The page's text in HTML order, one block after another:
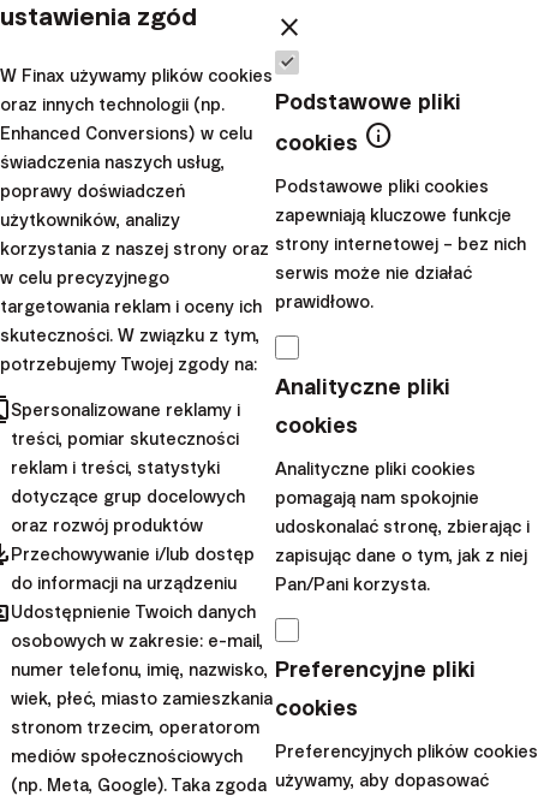
dobrać ewentualną strategię inwestycyjną.
Dodatkowo, jasno sformułowane cele działają
motywująco. O tym, jak wyznaczać swoje priorytety,
aby osiągać cele finansowe
, możesz przeczytać na
naszym blogu.
5. Zoptymalizuj swoje
wydatki
Prowadzenie domowego budżetu to świetny punkt
wyjścia ku optymalizacji dokonywanych wydatków. Jeżeli
dysponujesz już przeglądem wydatków, o którym
pisaliśmy szerzej w poprzednim punkcie, to pierwszy
krok masz już za sobą. Przyjrzyj się teraz dokładnie tej
liście i zadaj sobie kilka kluczowych pytań przy każdej ze
znajdujących się na niej pozycji. Czy dany wydatek był
absolutnie niezbędny? Czy mógłbyś z niego
zrezygnować bez większego żalu? Czy mogłeś zapłacić
za to samo mniej, znajdując korzystniejszą ofertę lub
decydując się na niższy standard danej usługi lub
produktu?
Przejrzyj swoje opłaty za usługi subskrypcyjne, które
zazwyczaj pobierane są z konta automatycznie, i
sprawdź, czy na pewno korzystasz z każdej z nich.
ustawienia zgód
W Finax używamy plików cookies
oraz innych technologii (np.
Enhanced Conversions) w celu
świadczenia naszych usług,
poprawy doświadczeń
użytkowników, analizy
korzystania z naszej strony oraz
w celu precyzyjnego
targetowania reklam i oceny ich
skuteczności. W związku z tym,
potrzebujemy Twojej zgody na:
Spersonalizowane reklamy i
treści, pomiar skuteczności
reklam i treści, statystyki
dotyczące grup docelowych
oraz rozwój produktów
Przechowywanie i/lub dostęp
do informacji na urządzeniu
Udostępnienie Twoich danych
osobowych w zakresie: e-mail,
numer telefonu, imię, nazwisko,
wiek, płeć, miasto zamieszkania
stronom trzecim, operatorom
mediów społecznościowych
(np. Meta, Google). Taka zgoda
close
Podstawowe pliki
cookies info
Podstawowe pliki cookies
zapewniają kluczowe funkcje
strony internetowej – bez nich
serwis może nie działać
prawidłowo.
Analityczne pliki
cookies
Analityczne pliki cookies
pomagają nam spokojnie
udoskonalać stronę, zbierając i
zapisując dane o tym, jak z niej
Pan/Pani korzysta.
Preferencyjne pliki
cookies
Preferencyjnych plików cookies
używamy, aby dopasować